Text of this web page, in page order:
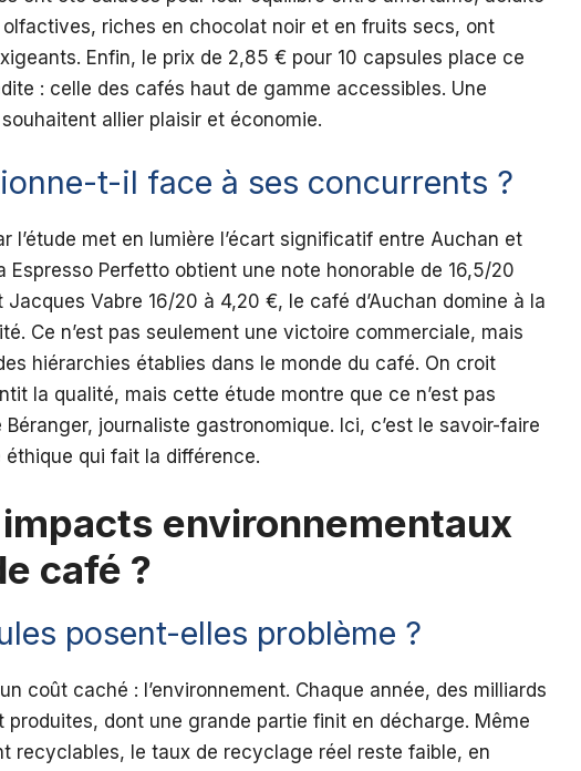
riches en chocolat noir et en fruits secs, ont
Enfin, le prix de 2,85 € pour 10 capsules place ce
: celle des cafés haut de gamme accessibles. Une
allier plaisir et économie.
t-il face à ses concurrents ?
l’étude met en lumière l’écart significatif entre Auchan et
Espresso Perfetto obtient une note honorable de 16,5/20
Vabre 16/20 à 4,20 €, le café d’Auchan domine à la
Ce n’est pas seulement une victoire commerciale, mais
hiérarchies établies dans le monde du café. On croit
la qualité, mais cette étude montre que ce n’est pas
journaliste gastronomique. Ici, c’est le savoir-faire
qui fait la différence.
environnementaux
café ?
posent-elles problème ?
coût caché : l’environnement. Chaque année, des milliards
produites, dont une grande partie finit en décharge. Même
recyclables, le taux de recyclage réel reste faible, en